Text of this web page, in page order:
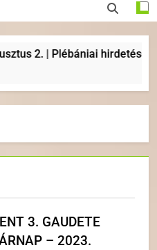
| Plébániai hirdetések,
3. GAUDETE
– 2023.